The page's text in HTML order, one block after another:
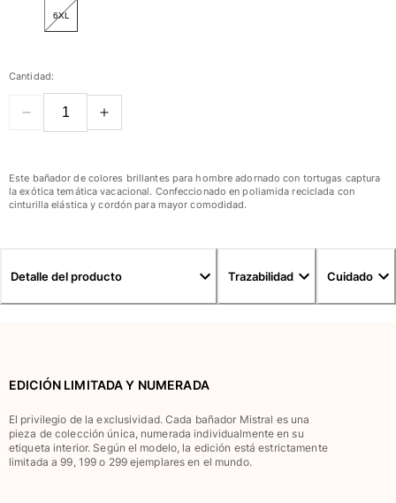
Partes de abajo
Rashguards
Ver todo Trajes de baño
Vestidos
Ver todo Pret-a-porter
Yachting collection
6XL
Cantidad:
Este bañador de colores brillantes para hombre adornado con tortugas captura
la exótica temática vacacional. Confeccionado en poliamida reciclada con
cinturilla elástica y cordón para mayor comodidad.
Detalle del producto Trazabilidad Cuidado
EDICIÓN LIMITADA Y NUMERADA
El privilegio de la exclusividad. Cada bañador Mistral es una
pieza de colección única, numerada individualmente en su
etiqueta interior. Según el modelo, la edición está estrictamente
limitada a 99, 199 o 299 ejemplares en el mundo.